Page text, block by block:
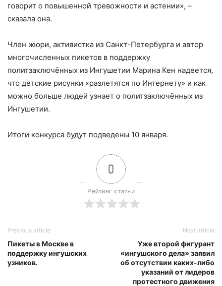
говорит о повышенной тревожности и астении», –
сказала она.
Член жюри, активистка из Санкт-Петербурга и автор
многочисленных пикетов в поддержку
политзаключённых из Ингушетии Марина Кен надеется,
что детские рисунки «разлетятся по Интернету» и как
можно больше людей узнает о политзаключённых из
Ингушетии.
Итоги конкурса будут подведены 10 января.
0
Рейтинг статьи
Previous article
Пикеты в Москве в
поддержку ингушских
узников.
Next article
Уже второй фигурант
«ингушского дела» заявил
об отсутствии каких-либо
указаний от лидеров
протестного движения